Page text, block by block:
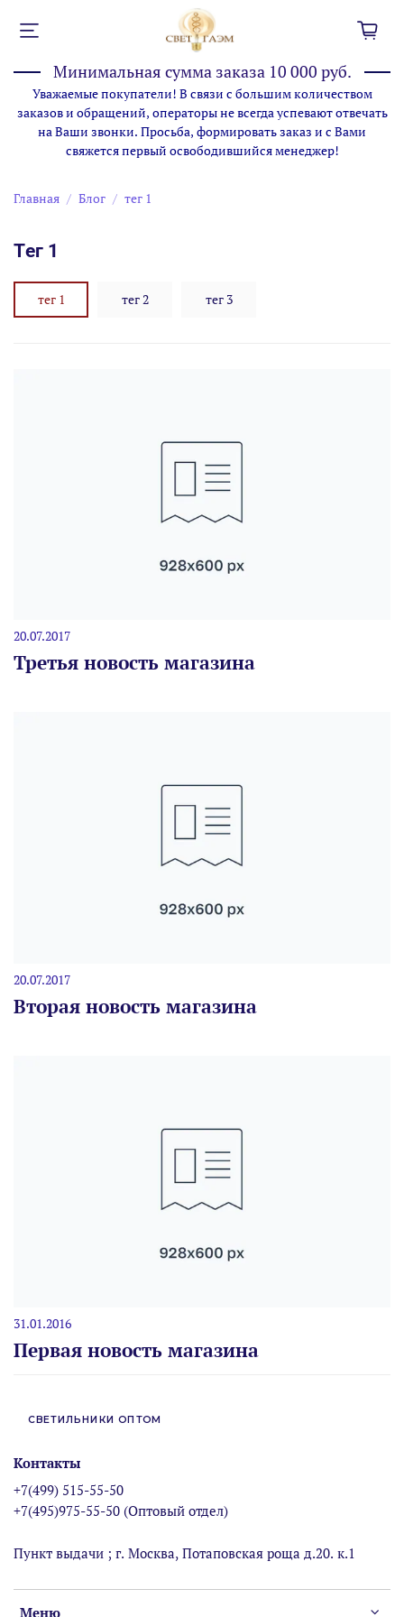
Минимальная сумма заказа 10 000 руб.
Уважаемые покупатели! В связи с большим количеством
заказов и обращений, операторы не всегда успевают отвечать
на Ваши звонки. Просьба, формировать заказ и с Вами
свяжется первый освободившийся менеджер!
Главная Блог тег 1
тег 1
тег 1 тег 2 тег 3
20.07.2017
Третья новость магазина
20.07.2017
Вторая новость магазина
31.01.2016
Первая новость магазина
СВЕТИЛЬНИКИ ОПТОМ
Меню
Контакты
+7(499) 515-55-50
+7(495)975-55-50 (Оптовый отдел)
Пункт выдачи ; г. Москва, Потаповская роща д.20. к.1